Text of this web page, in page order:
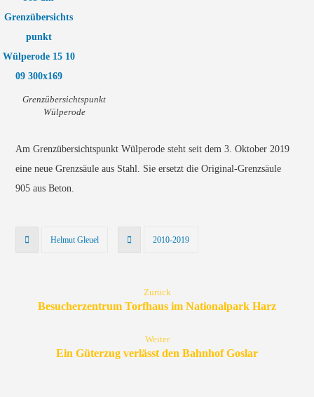
Grenzübersichtspunkt
Wülperode
Am Grenzübersichtspunkt Wülperode steht seit dem 3. Oktober 2019
eine neue Grenzsäule aus Stahl. Sie ersetzt die Original-Grenzsäule
905 aus Beton.
Helmut Gleuel 2010-2019
Zurück
Besucherzentrum Torfhaus im Nationalpark Harz
Weiter
Ein Güterzug verlässt den Bahnhof Goslar